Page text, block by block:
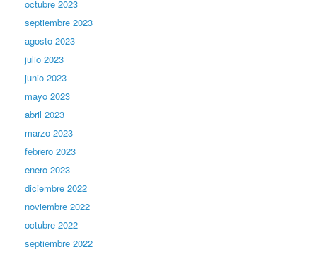
octubre 2023
septiembre 2023
agosto 2023
julio 2023
junio 2023
mayo 2023
abril 2023
marzo 2023
febrero 2023
enero 2023
diciembre 2022
noviembre 2022
octubre 2022
septiembre 2022